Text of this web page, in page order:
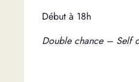
Début à 18h
Double chance – Self